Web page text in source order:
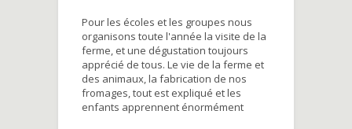
Pour les écoles et les groupes nous
organisons toute l'année la visite de la
ferme, et une dégustation toujours
apprécié de tous. Le vie de la ferme et
des animaux, la fabrication de nos
fromages, tout est expliqué et les
enfants apprennent énormément